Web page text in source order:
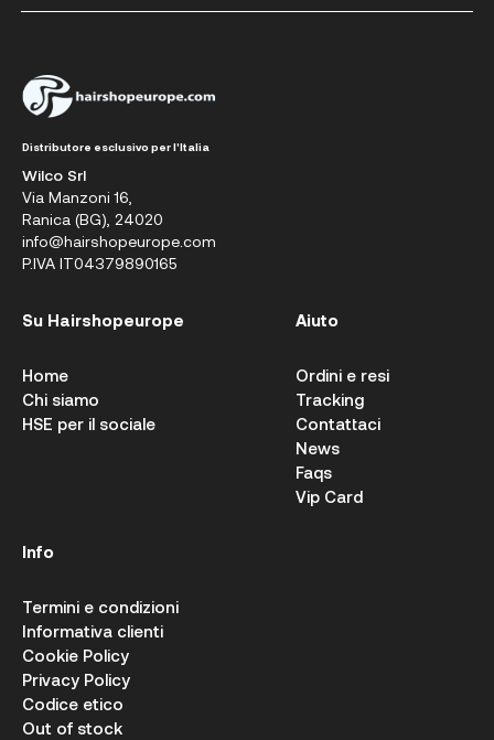
Distributore esclusivo per l'Italia
Wilco Srl
Via Manzoni 16,
Ranica (BG), 24020
info@hairshopeurope.com
P.IVA IT04379890165
Su Hairshopeurope
Home
Chi siamo
HSE per il sociale
Aiuto
Ordini e resi
Tracking
Contattaci
News
Faqs
Vip Card
Info
Termini e condizioni
Informativa clienti
Cookie Policy
Privacy Policy
Codice etico
Out of stock